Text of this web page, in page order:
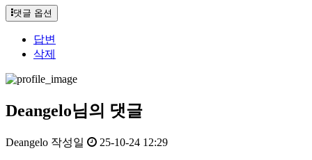
댓글 옵션
답변
삭제
Deangelo님의 댓글
Deangelo 작성일 25-10-24 12:29